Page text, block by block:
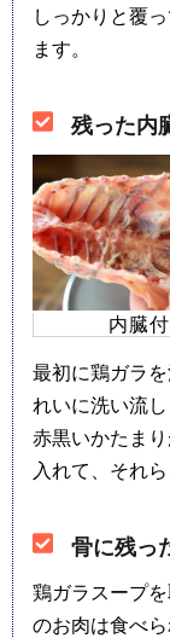
しっかりと覆
ます。
残った内
内臓
最初に鶏ガラ
れいに洗い流し
赤黒いかたま
入れて、それ
骨に残っ
鶏ガラスープ
のお肉は食べら